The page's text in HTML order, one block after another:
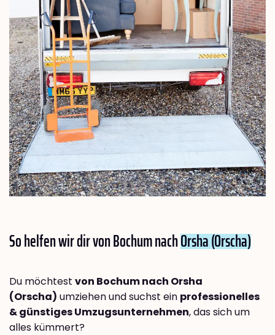
So helfen wir dir von Bochum nachOrsha (Orscha)
Du möchtest von Bochum nach Orsha
(Orscha) umziehen und suchst ein professionelles
& günstiges Umzugsunternehmen, das sich um
alles kümmert?